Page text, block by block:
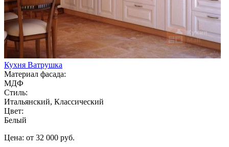
Кухня Ватрушка
Материал фасада:
МДФ
Стиль:
Итальянский, Классический
Цвет:
Белый
Цена: от 32 000 руб.